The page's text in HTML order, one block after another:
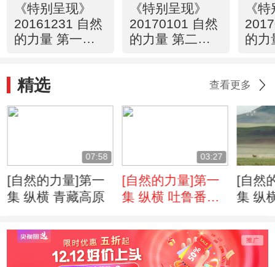
《特别呈现》
20161231 自然
的力量 第一集
《特别呈现》
20170101 自然
的力量 第二集
《
的力
精选 查看更多
07:58
[自然的力量]第一
集 纵横 青藏高原
03:27
[自然的力量]第一
集 纵横 吐鲁番盆
[自然
集 纵